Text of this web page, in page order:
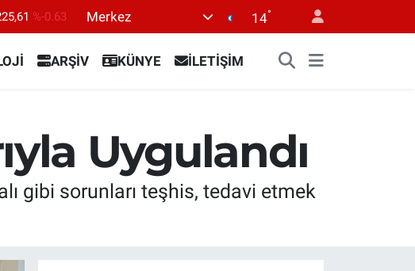
%0.16
%70
%-0.63
Merkez 14°
ARŞİV KÜNYE İLETİŞİM
Uygulandı
gibi sorunları teşhis, tedavi etmek